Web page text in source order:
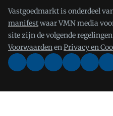
Vastgoedmarkt is onderdeel
manifestwaar VMN media
site zijn de volgende
VoorwaardenenPrivacy en